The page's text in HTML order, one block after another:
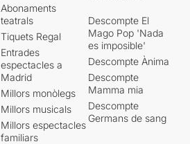
Abonaments
teatrals
Tiquets Regal
Entrades
espectacles a
Madrid
Millors monòlegs
Millors musicals
Millors espectacles
familiars
Descompte El
Mago Pop 'Nada
es imposible'
Descompte Ànima
Descompte
Mamma mia
Descompte
Germans de sang